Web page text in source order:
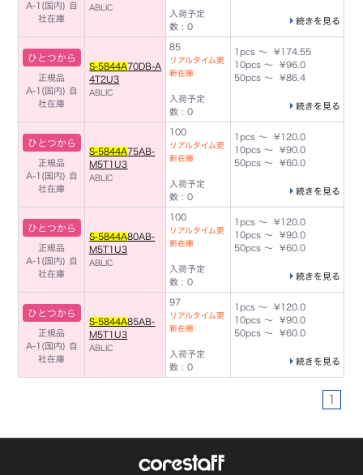
A-1(国内)
自
社在庫
ABLIC
入荷予定
数 : 0
続きを見る
ひとつから
正規品
A-1(国内)
自
社在庫
S-5844A70DB-A
4T2U3
ABLIC
85
リアルタイム更
新在庫
入荷予定
数 : 0
1pcs ～ ¥174.55
10pcs ～ ¥96.0
50pcs ～ ¥86.4
続きを見る
ひとつから
正規品
A-1(国内)
自
社在庫
S-5844A75AB-
M5T1U3
ABLIC
100
リアルタイム更
新在庫
入荷予定
数 : 0
1pcs ～ ¥120.0
10pcs ～ ¥90.0
50pcs ～ ¥60.0
続きを見る
ひとつから
正規品
A-1(国内)
自
社在庫
S-5844A80AB-
M5T1U3
ABLIC
100
リアルタイム更
新在庫
入荷予定
数 : 0
1pcs ～ ¥120.0
10pcs ～ ¥90.0
50pcs ～ ¥60.0
続きを見る
ひとつから
正規品
A-1(国内)
自
社在庫
S-5844A85AB-
M5T1U3
ABLIC
97
リアルタイム更
新在庫
入荷予定
数 : 0
1pcs ～ ¥120.0
10pcs ～ ¥90.0
50pcs ～ ¥60.0
続きを見る
1